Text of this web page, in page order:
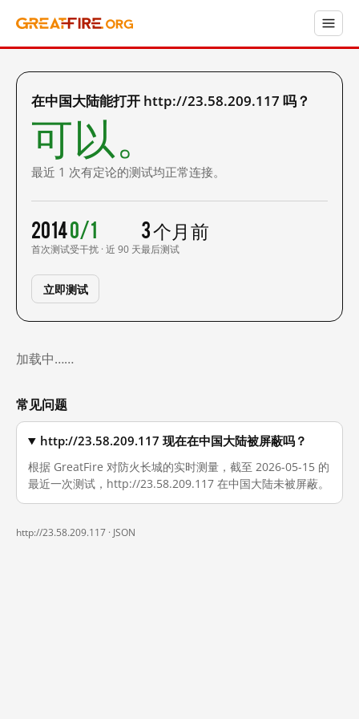
在中国大陆能打开 http://23.58.209.117 吗？
可以。
最近 1 次有定论的测试均正常连接。
2014
首次测试
0/1
受干扰 · 近 90 天
3 个月前
最后测试
立即测试
加载中……
常见问题
http://23.58.209.117 现在在中国大陆被屏蔽吗？
根据 GreatFire 对防火长城的实时测量，截至 2026-05-15 的
最近一次测试，http://23.58.209.117 在中国大陆未被屏蔽。
http://23.58.209.117 · JSON